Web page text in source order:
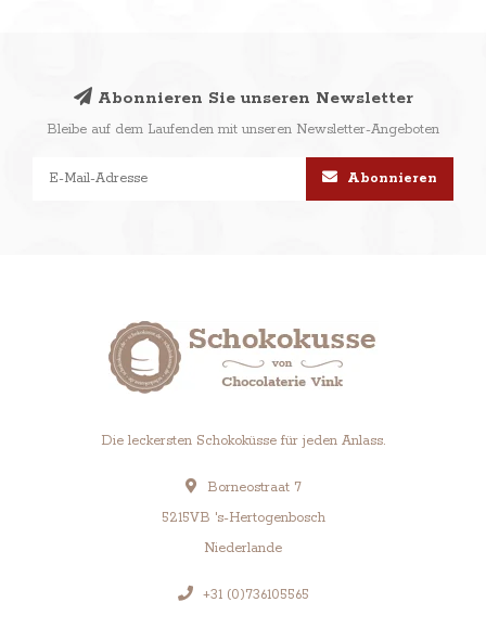
Abonnieren Sie unseren Newsletter
Bleibe auf dem Laufenden mit unseren Newsletter-Angeboten
Abonnieren
Die leckersten Schokoküsse für jeden Anlass.
Borneostraat 7
5215VB 's-Hertogenbosch
Niederlande
+31 (0)736105565